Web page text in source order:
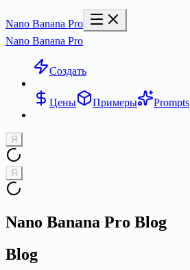
Nano Banana Pro
Nano Banana Pro
Создать
Цены Примеры Prompts
Я
Я
Nano Banana Pro Blog
Blog